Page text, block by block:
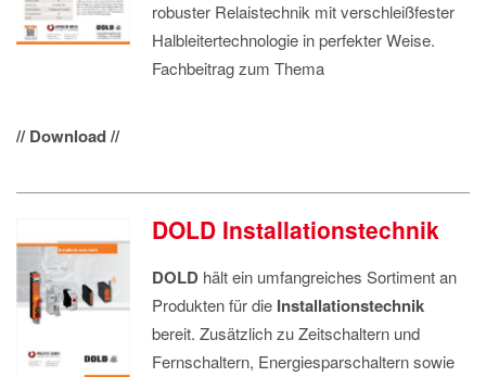
robuster Relaistechnik mit verschleißfester
Halbleitertechnologie in perfekter Weise.
Fachbeitrag zum Thema
// Download //
DOLD Installationstechnik
DOLDhält ein umfangreiches Sortiment an
Produkten für die Installationstechnik
bereit. Zusätzlich zu Zeitschaltern und
Fernschaltern, Energiesparschaltern sowie